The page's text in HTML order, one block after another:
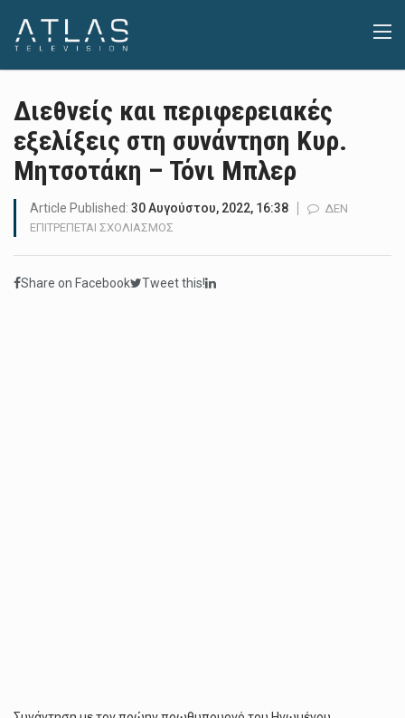
Διεθνείς και περιφερειακές
εξελίξεις στη συνάντηση Κυρ.
Μητσοτάκη – Τόνι Μπλερ
Article Published: 30 Αυγούστου, 2022, 16:38
ΔΕΝ
ΕΠΙΤΡΈΠΕΤΑΙ ΣΧΟΛΙΑΣΜΌΣ
ΠΕΡΙΦΕΡΕΙΑΚΈΣ
Share on Facebook Tweet this!